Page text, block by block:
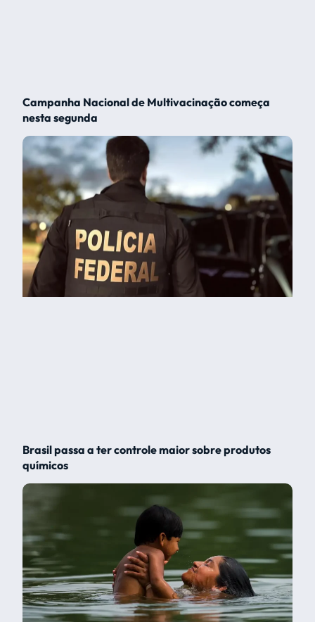
Campanha Nacional de Multivacinação começa
nesta segunda
Brasil passa a ter controle maior sobre produtos
químicos